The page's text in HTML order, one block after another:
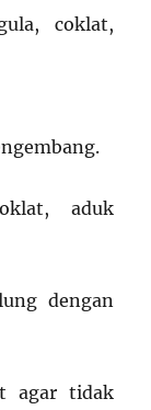
coklat,
aduk
dengan
agar tidak